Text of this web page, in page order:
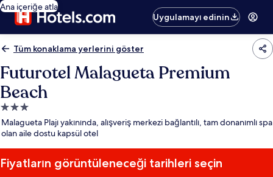
Ana içeriğe atla
Uygulamayı edinin
Tüm konaklama yerlerini göster
Futurotel Malagueta Premium
Beach
3.0
yıldızlı
konaklama
yeri
Malagueta Plajı yakınında, alışveriş merkezi bağlantılı, tam donanımlı spa
olan aile dostu kapsül otel
Fiyatların görüntüleneceği tarihleri seçin